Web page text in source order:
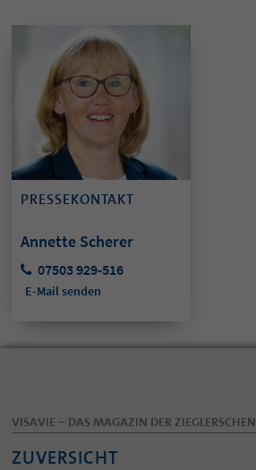
PRESSEKONTAKT
Annette Scherer
07503 929-516
E-Mail senden
VISAVIE – DAS MAGAZIN DER ZIEGLERSCHEN
ZUVERSICHT